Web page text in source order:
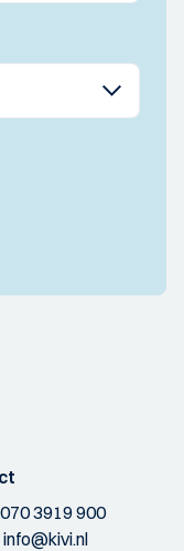
070 3919 900
info@kivi.nl